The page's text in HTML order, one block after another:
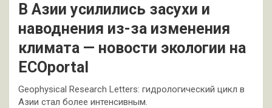
В Азии усилились засухи и
наводнения из-за изменения
климата — новости экологии на
ECOportal
Geophysical Research Letters: гидрологический цикл в
Азии стал более интенсивным.